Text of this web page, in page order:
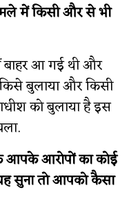
में किसी और से भी
बाहर आ गई थी और
बुलाया और किसी
को बुलाया है इस
आपके आरोपों का कोई
सुना तो आपको कैसा